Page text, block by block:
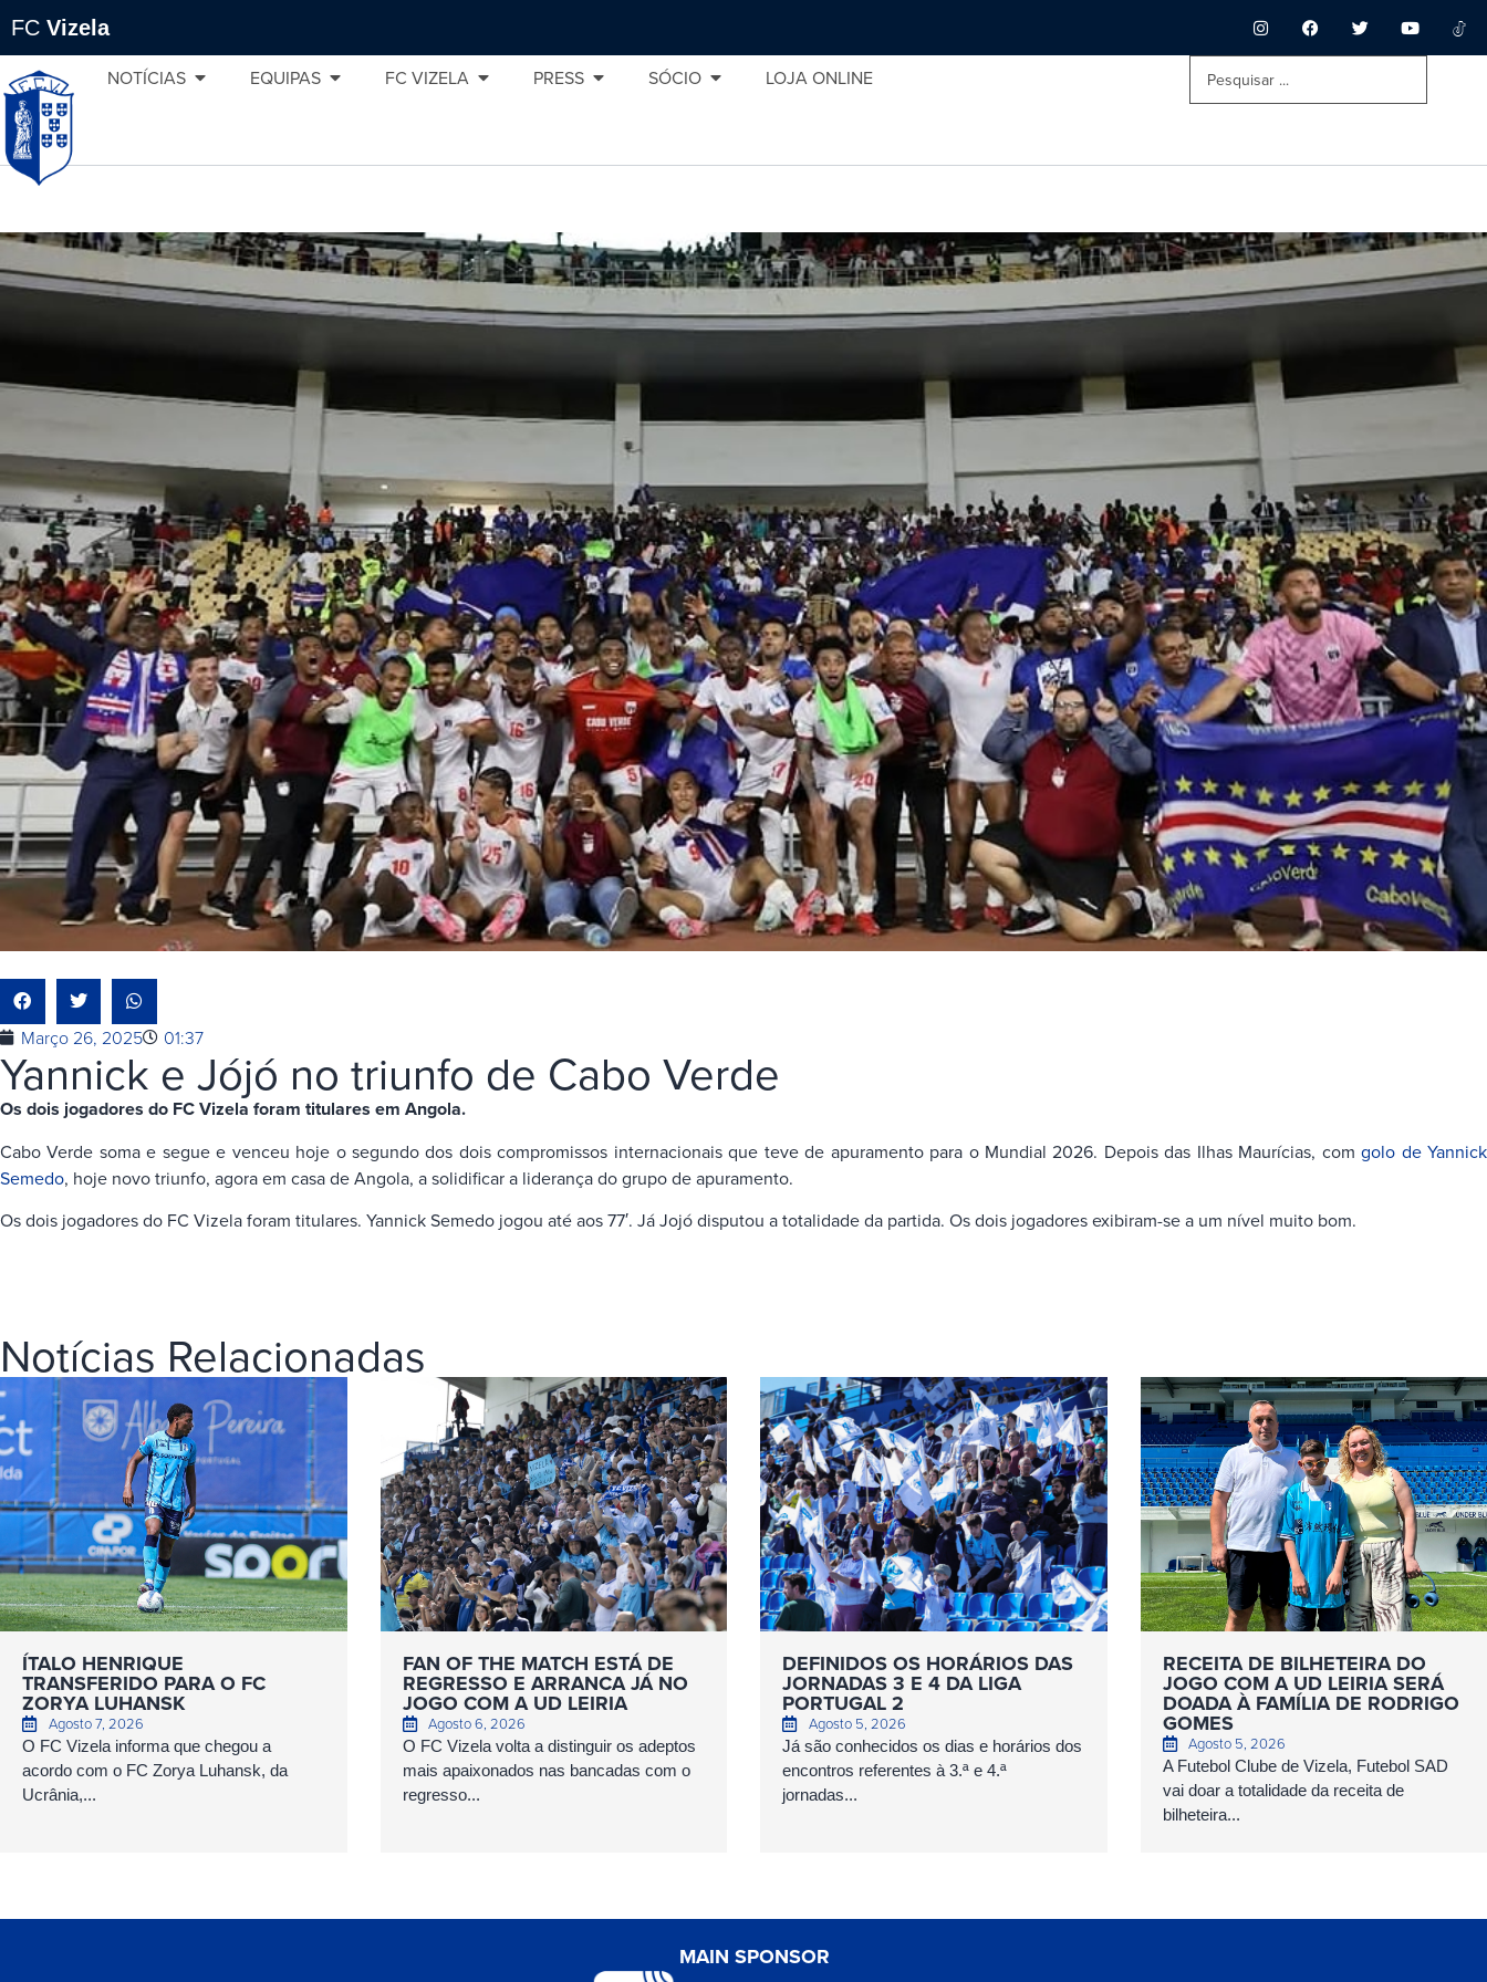
FC Vizela
NOTÍCIAS EQUIPAS FC VIZELA PRESS SÓCIO LOJA ONLINE
Março 26, 2025 01:37
Yannick e Jójó no triunfo de Cabo Verde
Os dois jogadores do FC Vizela foram titulares em Angola.
Cabo Verde soma e segue e venceu hoje o segundo dos dois compromissos internacionais que teve de apuramento para o Mundial 2026. Depois das Ilhas Maurícias, comgolo de Yannick
Semedo, hoje novo triunfo, agora em casa de Angola, a solidificar a liderança do grupo de apuramento.
Os dois jogadores do FC Vizela foram titulares. Yannick Semedo jogou até aos 77′. Já Jojó disputou a totalidade da partida. Os dois jogadores exibiram-se a um nível muito bom.
Notícias Relacionadas
ÍTALO HENRIQUE
TRANSFERIDO PARA O FC
ZORYA LUHANSK
Agosto 7, 2026
O FC Vizela informa que chegou a
acordo com o FC Zorya Luhansk, da
Ucrânia,...
FAN OF THE MATCH ESTÁ DE
REGRESSO E ARRANCA JÁ NO
JOGO COM A UD LEIRIA
Agosto 6, 2026
O FC Vizela volta a distinguir os adeptos
mais apaixonados nas bancadas com o
regresso...
DEFINIDOS OS HORÁRIOS DAS
JORNADAS 3 E 4 DA LIGA
PORTUGAL 2
Agosto 5, 2026
Já são conhecidos os dias e horários dos
encontros referentes à 3.ª e 4.ª
jornadas...
RECEITA DE BILHETEIRA DO
JOGO COM A UD LEIRIA SERÁ
DOADA À FAMÍLIA DE RODRIGO
GOMES
Agosto 5, 2026
A Futebol Clube de Vizela, Futebol SAD
vai doar a totalidade da receita de
bilheteira...
MAIN SPONSOR